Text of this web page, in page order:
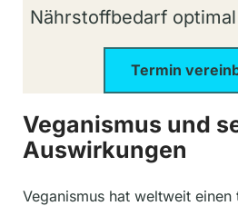
Nährstoffbedarf
Termin
Veganismus und
Auswirkungen
Veganismus hat weltweit